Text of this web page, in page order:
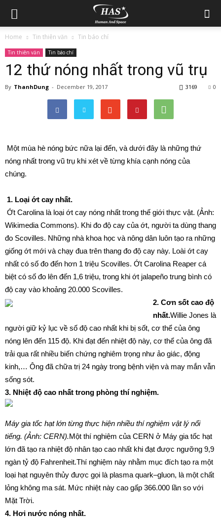
Home Tin thiên văn Tin báo chí
Tin thiên văn Tin báo chí
12 thứ nóng nhất trong vũ trụ
By ThanhDung - December 19, 2017 0
3169
Một mùa hè nóng bức nữa lại đến, và dưới đây là những thứ
nóng nhất trong vũ trụ khi xét về từng khía cạnh nóng của
chúng.
1. Loại ớt cay nhất.
Ớt Carolina là loại ớt cay nóng nhất trong thế giới thực vật. (Ảnh:
Wikimedia Commons). Khi đo độ cay của ớt, người ta dùng thang
đo Scovilles. Những nhà khoa học và nông dân luôn tạo ra những
giống ớt mới và chạy đua trên thang đo độ cay này. Loài ớt cay
nhất có số đo đến hơn 1 triệu Scovilles. Ớt Carolina Reaper cá
biệt có số đo lên đến 1,6 triệu, trong khi ớt jalapeño trung bình có
độ cay vào khoảng 20.000 Scovilles.
2. Cơn sốt cao độ
nhất.Willie Jones là
người giữ kỷ lục về số độ cao nhất khi bị sốt, cơ thể của ông
nóng lên đến 115 độ. Khi đạt đến nhiệt độ này, cơ thể của ông đã
trải qua rất nhiều biến chứng nghiêm trọng như ảo giác, động
kinh,… Ông đã chữa trị 24 ngày trong bệnh viện và may mắn vẫn
sống sót.
3. Nhiệt độ cao nhất trong phòng thí nghiệm.
Máy gia tốc hạt lớn từng thực hiện nhiều thí nghiệm vật lý nổi
tiếng. (Ảnh: CERN).Một thí nghiệm của CERN ở Máy gia tốc hạt
lớn đã tạo ra nhiệt độ nhân tạo cao nhất khi đạt được ngưỡng 9,9
ngàn tỷ độ Fahrenheit.Thí nghiệm này nhằm mục đích tạo ra một
loại hạt nguyên thủy được gọi là plasma quark–gluon, là một chất
lỏng không ma sát. Mức nhiệt này cao gấp 366.000 lần so với
Mặt Trời.
4. Hơi nước nóng nhất.